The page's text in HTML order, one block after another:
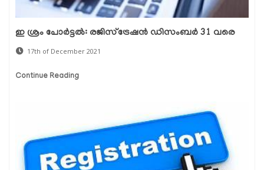
ഇ ശ്രം പോര്‍ട്ടല്‍: രജിസ്ട്രേഷന്‍ ഡിസംബര്‍ 31 വരെ
17th of December 2021
Continue Reading